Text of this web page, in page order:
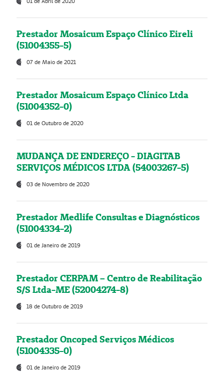
Prestador Mosaicum Espaço Clínico Eireli
(51004355-5)
07 de Maio de 2021
Prestador Mosaicum Espaço Clínico Ltda
(51004352-0)
01 de Outubro de 2020
MUDANÇA DE ENDEREÇO - DIAGITAB
SERVIÇOS MÉDICOS LTDA (54003267-5)
03 de Novembro de 2020
Prestador Medlife Consultas e Diagnósticos
(51004334-2)
01 de Janeiro de 2019
Prestador CERPAM – Centro de Reabilitação
S/S Ltda-ME (52004274-8)
18 de Outubro de 2019
Prestador Oncoped Serviços Médicos
(51004335-0)
01 de Janeiro de 2019